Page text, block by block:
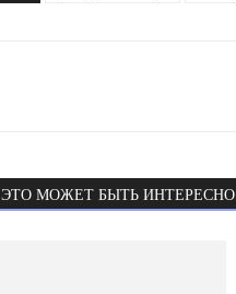
ЭТО МОЖЕТ БЫТЬ ИНТЕРЕСНО